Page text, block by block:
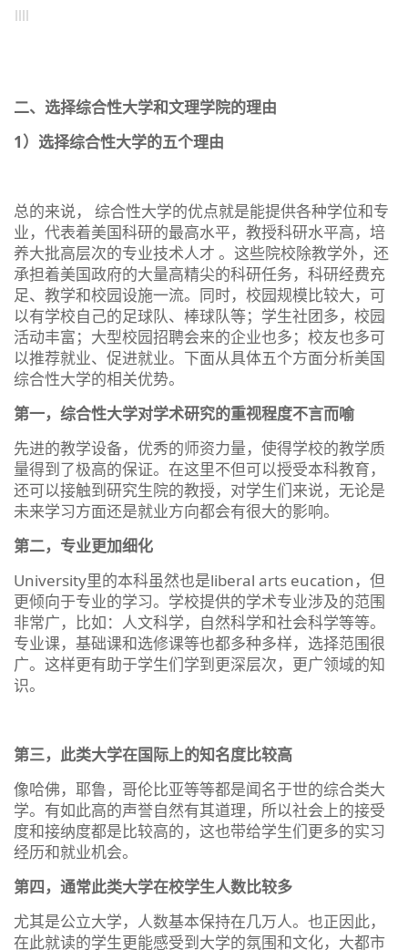
二、选择综合性大学和文理学院的理由
1）选择综合性大学的五个理由
总的来说， 综合性大学的优点就是能提供各种学位和专
业，代表着美国科研的最高水平，教授科研水平高，培
养大批高层次的专业技术人才 。这些院校除教学外，还
承担着美国政府的大量高精尖的科研任务，科研经费充
足、教学和校园设施一流。同时，校园规模比较大，可
以有学校自己的足球队、棒球队等；学生社团多，校园
活动丰富；大型校园招聘会来的企业也多；校友也多可
以推荐就业、促进就业。下面从具体五个方面分析美国
综合性大学的相关优势。
第一，综合性大学对学术研究的重视程度不言而喻
先进的教学设备，优秀的师资力量，使得学校的教学质
量得到了极高的保证。在这里不但可以授受本科教育，
还可以接触到研究生院的教授，对学生们来说，无论是
未来学习方面还是就业方向都会有很大的影响。
第二，专业更加细化
University里的本科虽然也是liberal arts eucation，但
更倾向于专业的学习。学校提供的学术专业涉及的范围
非常广，比如：人文科学，自然科学和社会科学等等。
专业课，基础课和选修课等也都多种多样，选择范围很
广。这样更有助于学生们学到更深层次，更广领域的知
识。
第三，此类大学在国际上的知名度比较高
像哈佛，耶鲁，哥伦比亚等等都是闻名于世的综合类大
学。有如此高的声誉自然有其道理，所以社会上的接受
度和接纳度都是比较高的，这也带给学生们更多的实习
经历和就业机会。
第四，通常此类大学在校学生人数比较多
尤其是公立大学，人数基本保持在几万人。也正因此，
在此就读的学生更能感受到大学的氛围和文化，大都市